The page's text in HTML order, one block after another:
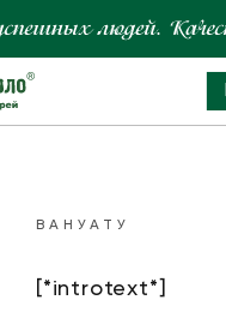
ВАНУАТУ
[*introtext*]